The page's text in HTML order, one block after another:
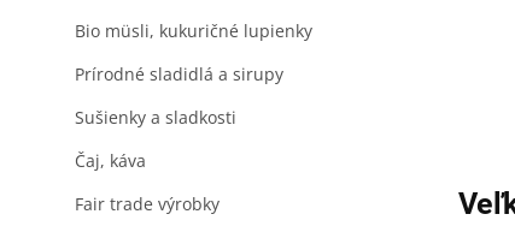
Bio müsli, kukuričné lupienky
Prírodné sladidlá a sirupy
Sušienky a sladkosti
Čaj, káva
Fair trade výrobky